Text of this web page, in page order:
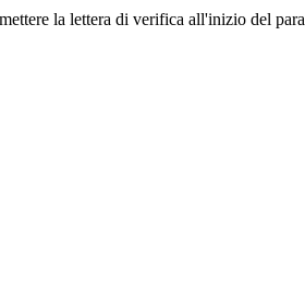
la lettera di verifica all'inizio del